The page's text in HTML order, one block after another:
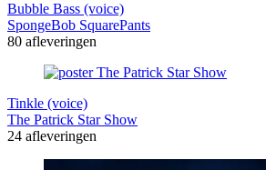
Bubble Bass (voice)
SpongeBob SquarePants
80 afleveringen
Tinkle (voice)
The Patrick Star Show
24 afleveringen